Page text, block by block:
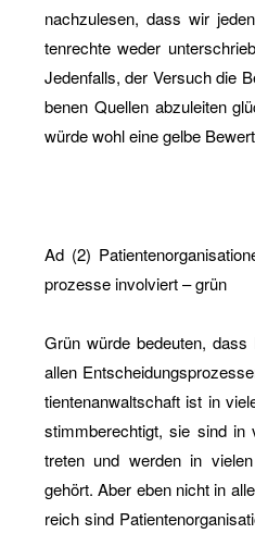
nach­zu­le­sen, dass wir
ten­rech­te weder
Je­den­falls, der Ver­such die
be­nen Quel­len ab­zu­lei­ten
würde wohl eine gelbe
Ad (2)
pro­zes­se in­vol­viert – grün
Grün würde be­deu­ten, dass
allen
ti­en­ten­an­walt­schaft ist in
stimm­be­rech­tigt, sie sind
tre­ten und wer­den in
ge­hört. Aber eben nicht in
reich sind